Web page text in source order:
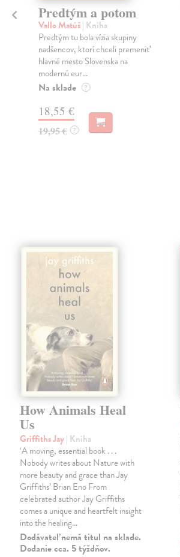
Predtým a potom
Vallo Matúš| Kniha
Predtým tu bola vízia skupiny
nadšencov, ktorí chceli premeniť
hlavné mesto Slovenska na
modernú eur...
Na sklade ?
18,55 €
19,95 € ?
How Animals Heal
Us
Griffiths Jay| Kniha
‘A moving, essential book . . .
Nobody writes about Nature with
more beauty and grace than Jay
Griffiths’ Brian Eno From
celebrated author Jay Griffiths
comes a unique and heartfelt insight
into the healing…
Dodávateľ nemá titul na sklade.
Dodanie cca. 5 týždňov.